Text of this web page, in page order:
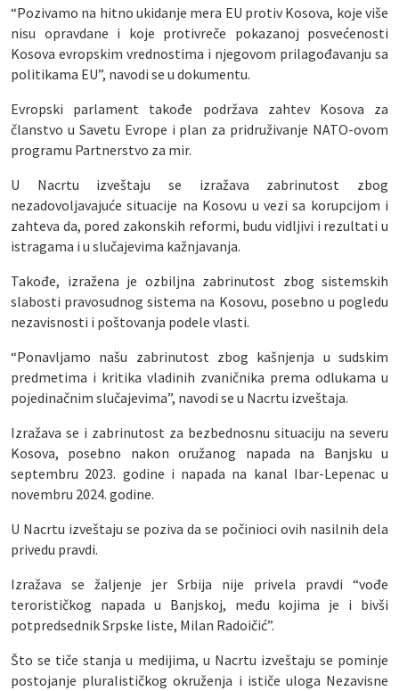
“Pozivamo na hitno ukidanje mera EU protiv Kosova, koje više
nisu opravdane i koje protivreče pokazanoj posvećenosti
Kosova evropskim vrednostima i njegovom prilagođavanju sa
politikama EU”, navodi se u dokumentu.
Evropski parlament takođe podržava zahtev Kosova za
članstvo u Savetu Evrope i plan za pridruživanje NATO-ovom
programu Partnerstvo za mir.
U Nacrtu izveštaju se izražava zabrinutost zbog
nezadovoljavajuće situacije na Kosovu u vezi sa korupcijom i
zahteva da, pored zakonskih reformi, budu vidljivi i rezultati u
istragama i u slučajevima kažnjavanja.
Takođe, izražena je ozbiljna zabrinutost zbog sistemskih
slabosti pravosudnog sistema na Kosovu, posebno u pogledu
nezavisnosti i poštovanja podele vlasti.
“Ponavljamo našu zabrinutost zbog kašnjenja u sudskim
predmetima i kritika vladinih zvaničnika prema odlukama u
pojedinačnim slučajevima”, navodi se u Nacrtu izveštaja.
Izražava se i zabrinutost za bezbednosnu situaciju na severu
Kosova, posebno nakon oružanog napada na Banjsku u
septembru 2023. godine i napada na kanal Ibar-Lepenac u
novembru 2024. godine.
U Nacrtu izveštaju se poziva da se počinioci ovih nasilnih dela
privedu pravdi.
Izražava se žaljenje jer Srbija nije privela pravdi “vođe
terorističkog napada u Banjskoj, među kojima je i bivši
potpredsednik Srpske liste, Milan Radoičić”.
Što se tiče stanja u medijima, u Nacrtu izveštaju se pominje
postojanje pluralističkog okruženja i ističe uloga Nezavisne